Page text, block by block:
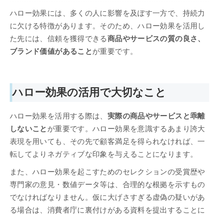
ハロー効果には、多くの人に影響を及ぼす一方で、持続力
に欠ける特徴があります。そのため、ハロー効果を活用し
た先には、信頼を獲得できる商品やサービスの質の良さ、
ブランド価値があることが重要です。
ハロー効果の活用で大切なこと
ハロー効果を活用する際は、 実際の商品やサービスと乖離
しないこと が重要です。ハロー効果を意識するあまり誇大
表現を用いても、その先で顧客満足を得られなければ、一
転してよりネガティブな印象を与えることになります。
また、ハロー効果を起こすためのセレクションの受賞歴や
専門家の意見・数値データ等は、合理的な根拠を示すもの
でなければなりません。仮に大げさすぎる虚偽の疑いがあ
る場合は、消費者庁に裏付けがある資料を提出することに